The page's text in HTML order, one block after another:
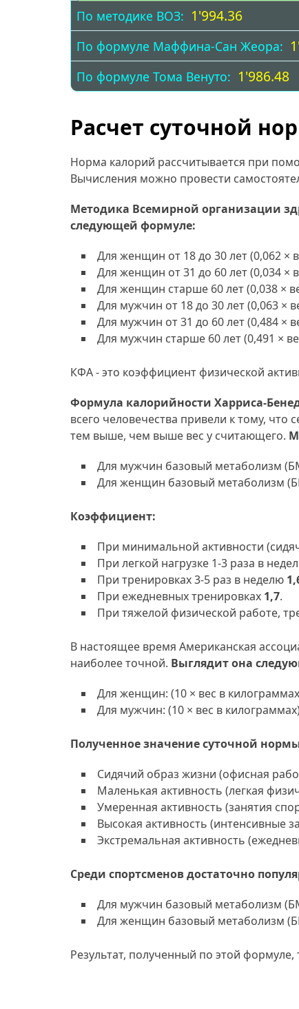
По методике ВОЗ: 1'994.36
По формуле Маффина-Сан Жеора:
По формуле Тома Венуто: 1'986.48
Расчет суточной
Норма калорий рассчитывается при
Вычисления можно провести
Методика Всемирной организации
следующей формуле:
Для женщин от 18 до 30 лет (0,062 ×
Для женщин от 31 до 60 лет (0,034 ×
Для женщин старше 60 лет (0,038 ×
Для мужчин от 18 до 30 лет (0,063 ×
Для мужчин от 31 до 60 лет (0,484 ×
Для мужчин старше 60 лет (0,491 ×
КФА - это коэффициент физической
Формула калорийности Харриса-
всего человечества привели к тому,
тем выше, чем выше вес у считающего.
Для мужчин базовый метаболизм
Для женщин базовый метаболизм
Коэффициент:
При минимальной активности
При легкой нагрузке 1-3 раза в
При тренировках 3-5 раз в неделю
При ежедневных тренировках 1,7.
При тяжелой физической работе,
В настоящее время Американская
наиболее точной. Выглядит она
Для женщин: (10 × вес в
Для мужчин: (10 × вес в
Полученное значение суточной
Сидячий образ жизни (офисная
Маленькая активность (легкая
Умеренная активность (занятия
Высокая активность (интенсивные
Экстремальная активность
Среди спортсменов достаточно
Для мужчин базовый метаболизм (БМ)
Для женщин базовый метаболизм
Результат, полученный по этой